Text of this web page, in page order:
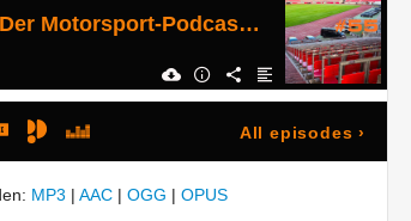
Einführungsrunde - Der Motorsport-Podcast Folge 55
All episodes ›
MP3 | AAC | OGG | OPUS